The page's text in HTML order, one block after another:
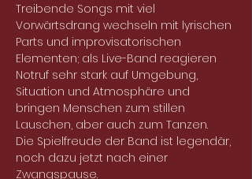
Treibende Songs mit viel
Vorwärtsdrang wechseln mit lyrischen
Parts und improvisatorischen
Elementen; als Live-Band reagieren
Notruf sehr stark auf Umgebung,
Situation und Atmosphäre und
bringen Menschen zum stillen
Lauschen, aber auch zum Tanzen.
Die Spielfreude der Band ist legendär,
noch dazu jetzt nach einer
Zwangspause.